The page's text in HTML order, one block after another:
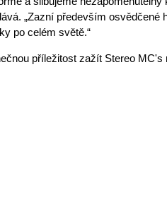
„Zazní především osvědčené
po celém světě.“
příležitost zažít Stereo